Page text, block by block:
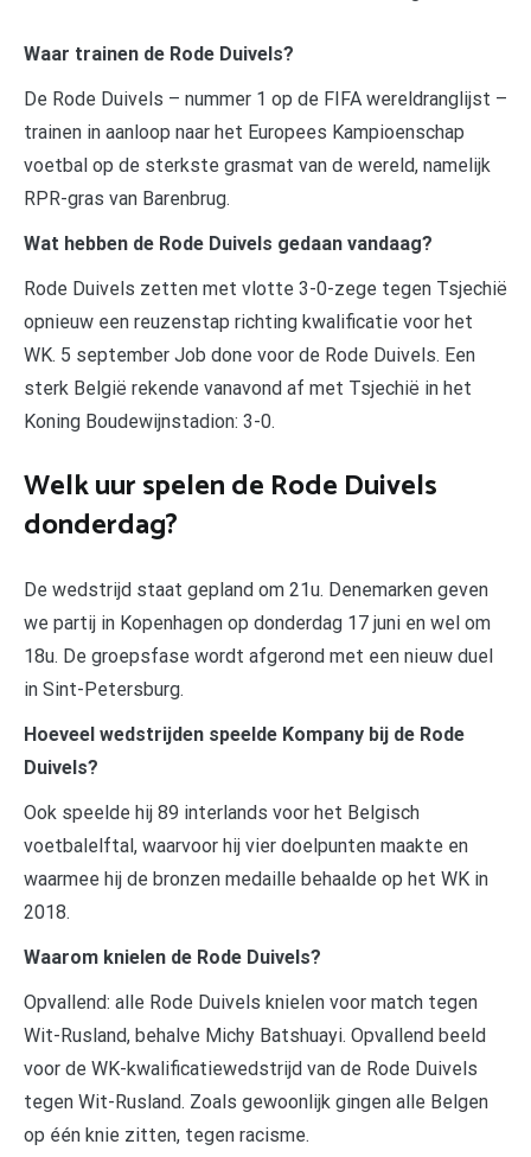
Waar trainen de Rode Duivels?
De Rode Duivels – nummer 1 op de FIFA wereldranglijst –
trainen in aanloop naar het Europees Kampioenschap
voetbal op de sterkste grasmat van de wereld, namelijk
RPR-gras van Barenbrug.
Wat hebben de Rode Duivels gedaan vandaag?
Rode Duivels zetten met vlotte 3-0-zege tegen Tsjechië
opnieuw een reuzenstap richting kwalificatie voor het
WK. 5 september Job done voor de Rode Duivels. Een
sterk België rekende vanavond af met Tsjechië in het
Koning Boudewijnstadion: 3-0.
Welk uur spelen de Rode Duivels
donderdag?
De wedstrijd staat gepland om 21u. Denemarken geven
we partij in Kopenhagen op donderdag 17 juni en wel om
18u. De groepsfase wordt afgerond met een nieuw duel
in Sint-Petersburg.
Hoeveel wedstrijden speelde Kompany bij de Rode
Duivels?
Ook speelde hij 89 interlands voor het Belgisch
voetbalelftal, waarvoor hij vier doelpunten maakte en
waarmee hij de bronzen medaille behaalde op het WK in
2018.
Waarom knielen de Rode Duivels?
Opvallend: alle Rode Duivels knielen voor match tegen
Wit-Rusland, behalve Michy Batshuayi. Opvallend beeld
voor de WK-kwalificatiewedstrijd van de Rode Duivels
tegen Wit-Rusland. Zoals gewoonlijk gingen alle Belgen
op één knie zitten, tegen racisme.